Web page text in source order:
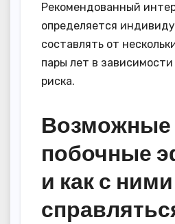
Рекомендованный
определяется
составлять от
пары лет в
риска.
Возможные
побочные
и как с ними